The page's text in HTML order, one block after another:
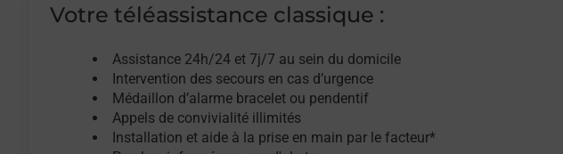
Votre téléassistance classique :
Assistance 24h/24 et 7j/7 au sein du domicile
Intervention des secours en cas d’urgence
Médaillon d’alarme bracelet ou pendentif
Appels de convivialité illimités
Installation et aide à la prise en main par le facteur*